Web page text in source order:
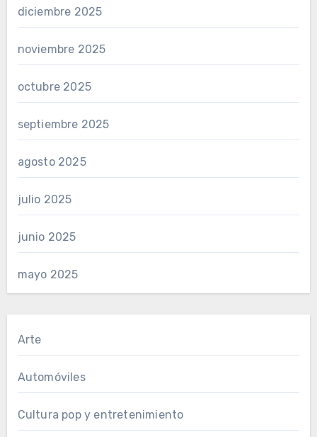
diciembre 2025
noviembre 2025
octubre 2025
septiembre 2025
agosto 2025
julio 2025
junio 2025
mayo 2025
Arte
Automóviles
Cultura pop y entretenimiento